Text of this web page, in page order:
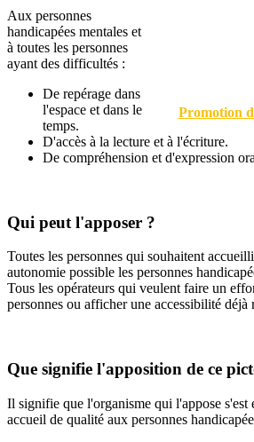
Promotion
Aux personnes
handicapées mentales et
à toutes les personnes
ayant des difficultés :
De repérage dans
l'espace et dans le
temps.
D'accès à la lecture et à l'écriture.
De compréhension et d'expression
Qui peut l'apposer ?
Toutes les personnes qui souhaitent
autonomie possible les personnes
Tous les opérateurs qui veulent faire un
personnes ou afficher une accessibilité déjà
Que signifie l'apposition de ce
Il signifie que l'organisme qui l'appose s'est
accueil de qualité aux personnes